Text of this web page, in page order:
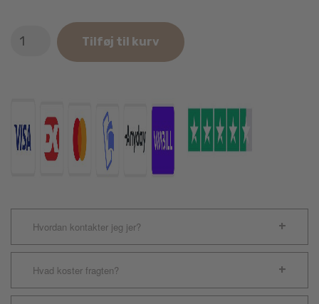
CalmDown
Tilføj til kurv
Hvordan kontakter jeg jer?
Hvad koster fragten?